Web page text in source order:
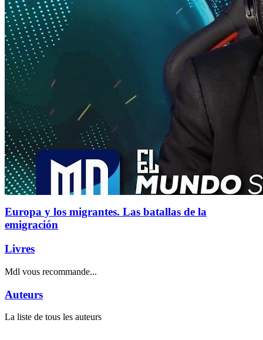
Europa y los migrantes. Las batallas de la
emigración
Livres
Mdl vous recommande...
Auteurs
La liste de tous les auteurs